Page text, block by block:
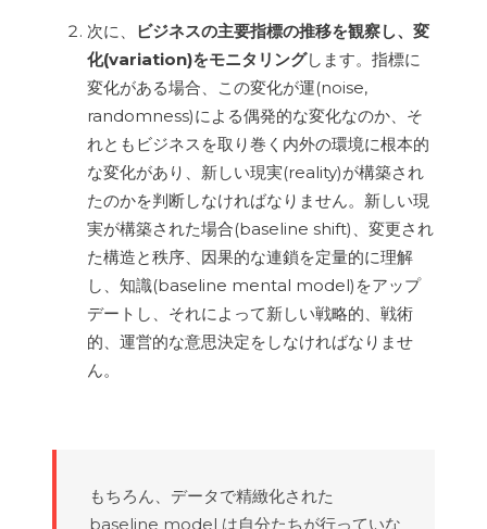
次に、
ビジネスの主要指標の推移を観察し、変
化(variation)をモニタリングします。指標に
変化がある場合、この変化が運(noise,
randomness)による偶発的な変化なのか、そ
れともビジネスを取り巻く内外の環境に根本的
な変化があり、新しい現実(reality)が構築され
たのかを判断しなければなりません。新しい現
実が構築された場合(baseline shift)、変更され
た構造と秩序、因果的な連鎖を定量的に理解
し、知識(baseline mental model)をアップ
デートし、それによって新しい戦略的、戦術
的、運営的な意思決定をしなければなりませ
ん。
もちろん、データで精緻化された
baseline model は自分たちが行っていな